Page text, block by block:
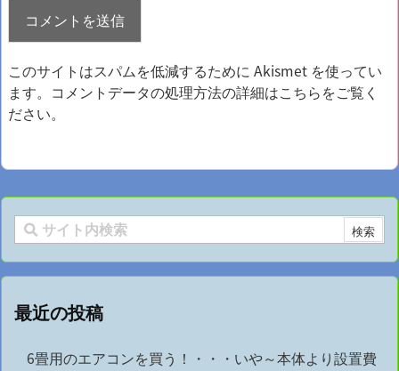
このサイトはスパムを低減するために Akismet を使ってい
ます。 コメントデータの処理方法の詳細はこちらをご覧く
ださい。
最近の投稿
6畳用のエアコンを買う！・・・いや～本体より設置費